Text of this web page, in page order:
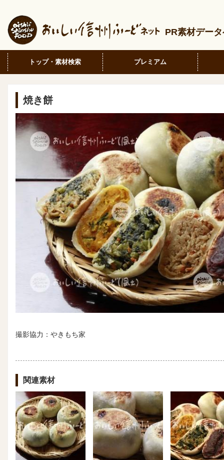
PR素材デー
トップ・素材検索 プレミアム
焼き餅
撮影協力：やきもち家
関連素材